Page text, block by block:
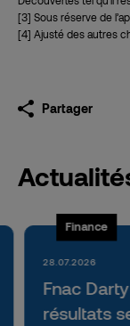
[3] Sous réserve de
[4] Ajusté des autres
Partager
Fnac
résultats
Finance
28.07.2026